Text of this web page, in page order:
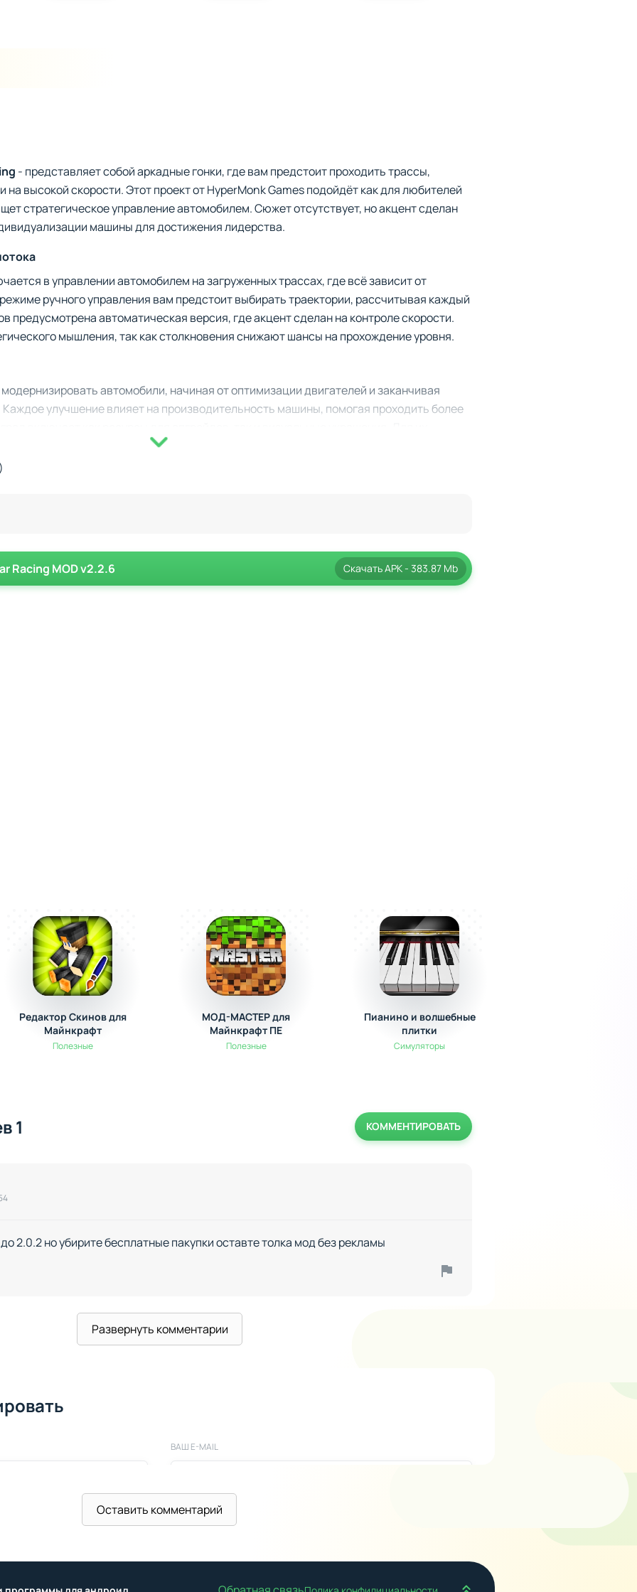
- представляет собой аркадные гонки, где вам предстоит проходить трассы,
высокой скорости. Этот проект от HyperMonk Games подойдёт как для любителей
стратегическое управление автомобилем. Сюжет отсутствует, но акцент сделан
машины для достижения лидерства.
в управлении автомобилем на загруженных трассах, где всё зависит от
ручного управления вам предстоит выбирать траектории, рассчитывая каждый
предусмотрена автоматическая версия, где акцент сделан на контроле скорости.
мышления, так как столкновения снижают шансы на прохождение уровня.
автомобили, начиная от оптимизации двигателей и заканчивая
улучшение влияет на производительность машины, помогая проходить более
внутриигровой валюты и достижений.
обычные гонки, испытания на время и рейтинговые заезды. Здесь вы сможете
Racing MOD v2.2.6 СкачатьAPK- 383.87 Mb
Редактор Скинов для
Майнкрафт
Полезные
МОД-МАСТЕР для
Майнкрафт ПЕ
Полезные
Пианино и волшебные
плитки
Симуляторы
1 КОММЕНТИРОВАТЬ
2.0.2 но убирите бесплатные пакупки оставте толка мод без рекламы
Развернуть комментарии
ВАШ E-MAIL
Оставить комментарий
Наверх